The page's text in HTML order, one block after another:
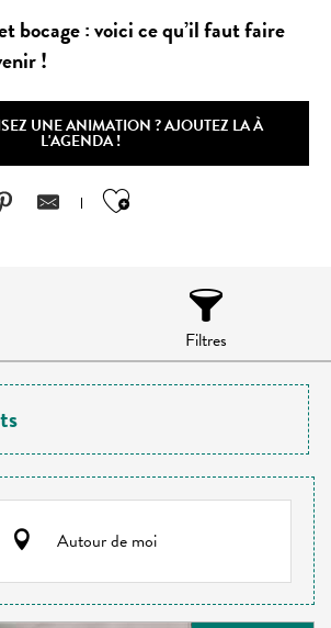
bocage : voici ce qu’il faut faire
!
UNE ANIMATION ? AJOUTEZ LA À
L'AGENDA !
Ajouter aux
Filtres
Autour de moi